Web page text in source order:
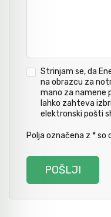
Strinjam se, da
na obrazcu za
mano za namene
lahko zahteva
elektronski pošti
Polja označena z * so
Krivilci cevi